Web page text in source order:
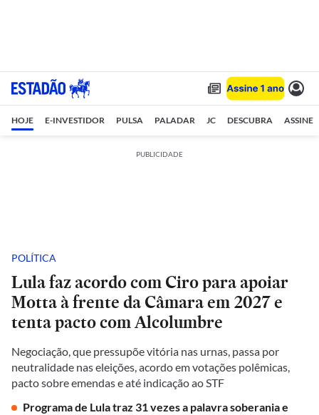
HOJE E-INVESTIDOR PULSA PALADAR JC DESCUBRA ASSINE
PUBLICIDADE
POLÍTICA
Lula faz acordo com Ciro para apoiar
Motta à frente da Câmara em 2027 e
tenta pacto com Alcolumbre
Negociação, que pressupõe vitória nas urnas, passa por
neutralidade nas eleições, acordo em votações polêmicas,
pacto sobre emendas e até indicação ao STF
Programa de Lula traz 31 vezes a palavra soberania e